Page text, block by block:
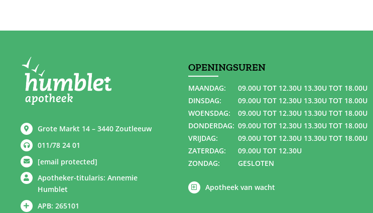
Grote Markt 14 – 3440 Zoutleeuw
011/78 24 01
[email protected]
Apotheker-titularis: Annemie
Humblet
APB: 265101
OPENINGSUREN
MAANDAG:
09.00U TOT 12.30U 13.30U TOT 18.00U
DINSDAG:
09.00U TOT 12.30U 13.30U TOT 18.00U
WOENSDAG:
09.00U TOT 12.30U 13.30U TOT 18.00U
DONDERDAG: 09.00U TOT 12.30U 13.30U TOT 18.00U
VRIJDAG:
09.00U TOT 12.30U 13.30U TOT 18.00U
ZATERDAG:
09.00U TOT 12.30U
ZONDAG:
GESLOTEN
Apotheek van wacht